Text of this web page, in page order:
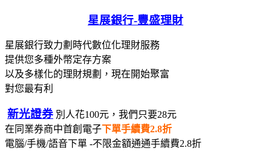
星展銀行-豐盛理財
星展銀行致力劃時代數位化理財服務
提供您多種外幣定存方案
以及多樣化的理財規劃，現在開始聚富
對您最有利
新光證券 別人花100元，我們只要28元
在同業券商中首創電子下單手續費2.8折
電腦/手機/語音下單 -不限金額通通手續費2.8折